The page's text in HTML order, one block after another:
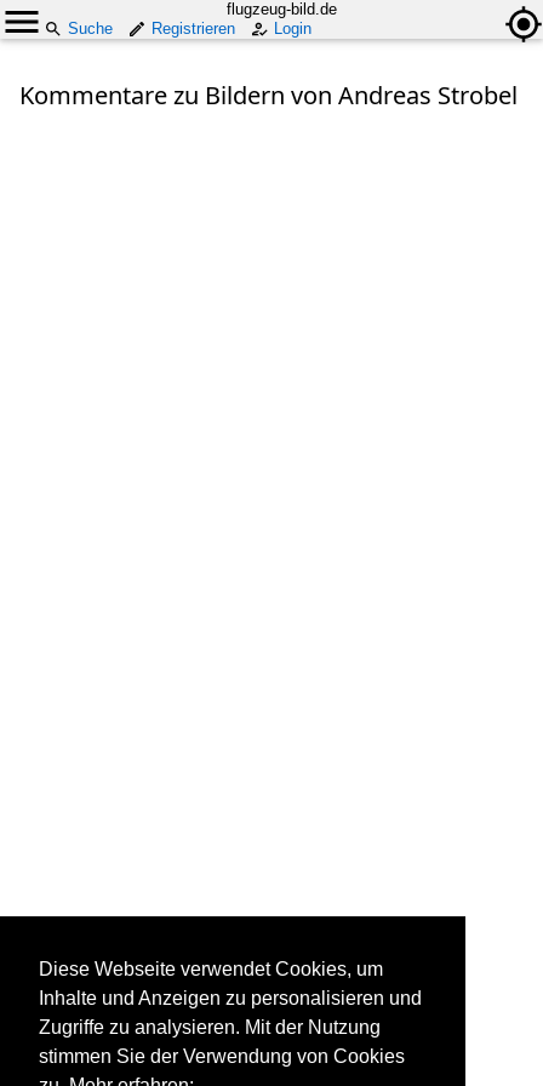
flugzeug-bild.de
Suche
Registrieren Login
Kommentare zu Bildern von Andreas Strobel
Diese Webseite verwendet Cookies, um
Inhalte und Anzeigen zu personalisieren und
Zugriffe zu analysieren. Mit der Nutzung
stimmen Sie der Verwendung von Cookies